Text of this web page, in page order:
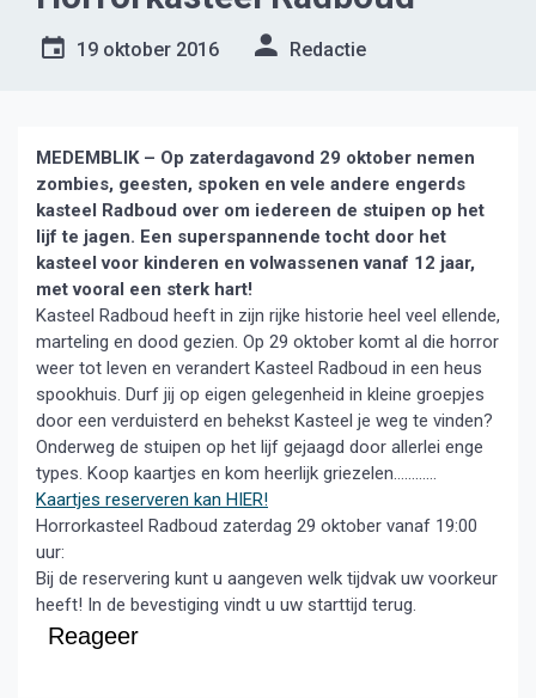
19 oktober 2016 Redactie
MEDEMBLIK – Op zaterdagavond 29 oktober nemen
zombies, geesten, spoken en vele andere engerds
kasteel Radboud over om iedereen de stuipen op het
lijf te jagen. Een superspannende tocht door het
kasteel voor kinderen en volwassenen vanaf 12 jaar,
met vooral een sterk hart!
Kasteel Radboud heeft in zijn rijke historie heel veel ellende,
marteling en dood gezien. Op 29 oktober komt al die horror
weer tot leven en verandert Kasteel Radboud in een heus
spookhuis. Durf jij op eigen gelegenheid in kleine groepjes
door een verduisterd en behekst Kasteel je weg te vinden?
Onderweg de stuipen op het lijf gejaagd door allerlei enge
types. Koop kaartjes en kom heerlijk griezelen…………
Kaartjes reserveren kan HIER!
Horrorkasteel Radboud zaterdag 29 oktober vanaf 19:00
uur:
Bij de reservering kunt u aangeven welk tijdvak uw voorkeur
heeft! In de bevestiging vindt u uw starttijd terug.
Reageer